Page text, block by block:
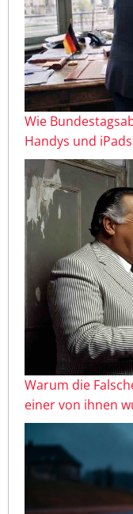
Wie
Handys und
Warum die
einer von ihnen